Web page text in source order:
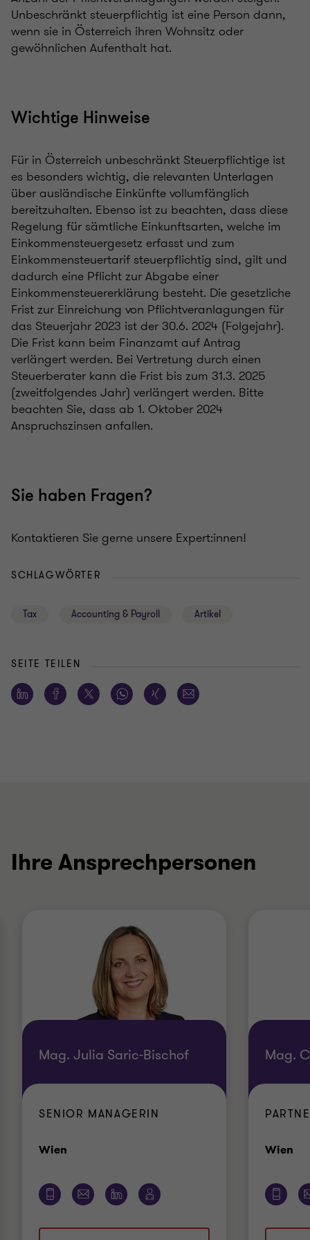
Unbeschränkt steuerpflichtig ist eine Person dann,
wenn sie in Österreich ihren Wohnsitz oder
gewöhnlichen Aufenthalt hat.
Wichtige Hinweise
Für in Österreich unbeschränkt Steuerpflichtige ist
es besonders wichtig, die relevanten Unterlagen
über ausländische Einkünfte vollumfänglich
bereitzuhalten. Ebenso ist zu beachten, dass diese
Regelung für sämtliche Einkunftsarten, welche im
Einkommensteuergesetz erfasst und zum
Einkommensteuertarif steuerpflichtig sind, gilt und
dadurch eine Pflicht zur Abgabe einer
Einkommensteuererklärung besteht. Die gesetzliche
Frist zur Einreichung von Pflichtveranlagungen für
das Steuerjahr 2023 ist der 30.6. 2024 (Folgejahr).
Die Frist kann beim Finanzamt auf Antrag
verlängert werden. Bei Vertretung durch einen
Steuerberater kann die Frist bis zum 31.3. 2025
(zweitfolgendes Jahr) verlängert werden. Bitte
beachten Sie, dass ab 1. Oktober 2024
Anspruchszinsen anfallen.
Sie haben Fragen?
Kontaktieren Sie gerne unsere Expert:innen!
SCHLAGWÖRTER
Tax Accounting & Payroll Artikel
SEITE TEILEN
Ihre Ansprechpersonen
Mag. Julia Saric-Bischof
SENIOR MANAGERIN
Wien
Mag.
Wien